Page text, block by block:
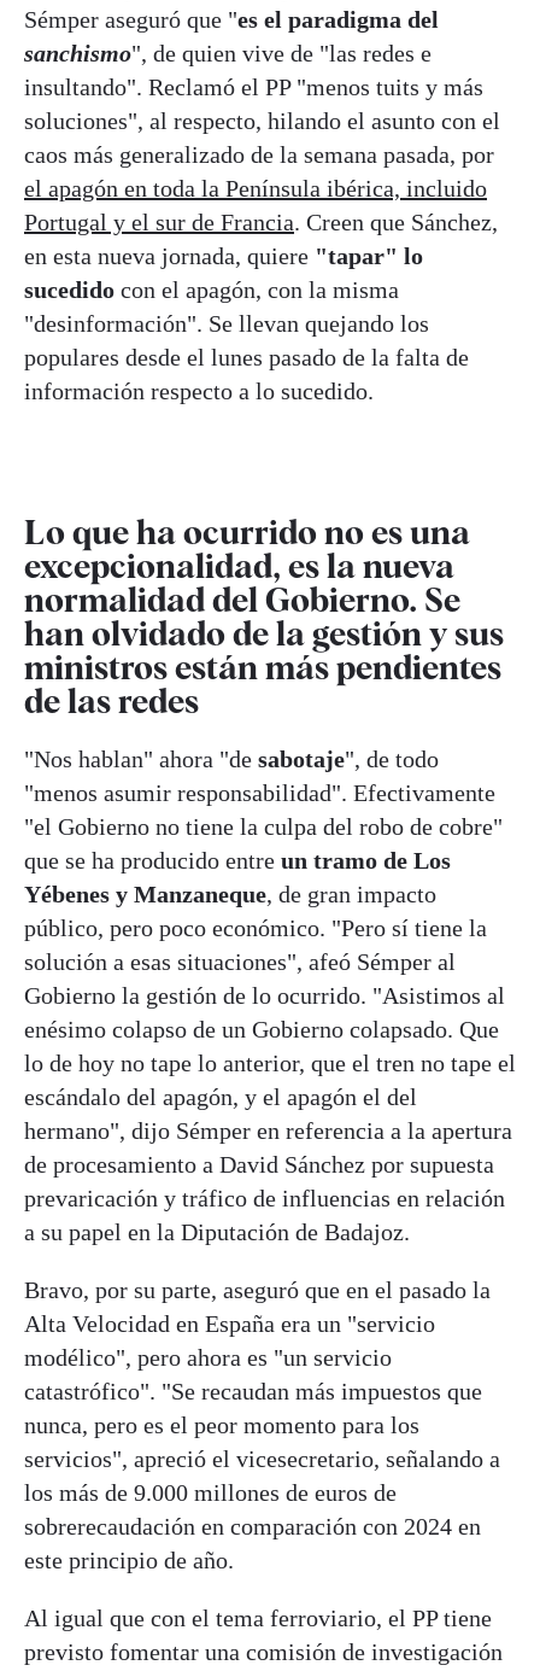
Sémper aseguró que "es el paradigma del
sanchismo", de quien vive de "las redes e
insultando". Reclamó el PP "menos tuits y más
soluciones", al respecto, hilando el asunto con el
caos más generalizado de la semana pasada, por
el apagón en toda la Península ibérica, incluido
Portugal y el sur de Francia. Creen que Sánchez,
en esta nueva jornada, quiere "tapar" lo
sucedido con el apagón, con la misma
"desinformación". Se llevan quejando los
populares desde el lunes pasado de la falta de
información respecto a lo sucedido.
Lo que ha ocurrido no es una
excepcionalidad, es la nueva
normalidad del Gobierno. Se
han olvidado de la gestión y sus
ministros están más pendientes
de las redes
"Nos hablan" ahora "de sabotaje", de todo
"menos asumir responsabilidad". Efectivamente
"el Gobierno no tiene la culpa del robo de cobre"
que se ha producido entre un tramo de Los
Yébenes y Manzaneque, de gran impacto
público, pero poco económico. "Pero sí tiene la
solución a esas situaciones", afeó Sémper al
Gobierno la gestión de lo ocurrido. "Asistimos al
enésimo colapso de un Gobierno colapsado. Que
lo de hoy no tape lo anterior, que el tren no tape el
escándalo del apagón, y el apagón el del
hermano", dijo Sémper en referencia a la apertura
de procesamiento a David Sánchez por supuesta
prevaricación y tráfico de influencias en relación
a su papel en la Diputación de Badajoz.
Bravo, por su parte, aseguró que en el pasado la
Alta Velocidad en España era un "servicio
modélico", pero ahora es "un servicio
catastrófico". "Se recaudan más impuestos que
nunca, pero es el peor momento para los
servicios", apreció el vicesecretario, señalando a
los más de 9.000 millones de euros de
sobrerecaudación en comparación con 2024 en
este principio de año.
Al igual que con el tema ferroviario, el PP tiene
previsto fomentar una comisión de investigación